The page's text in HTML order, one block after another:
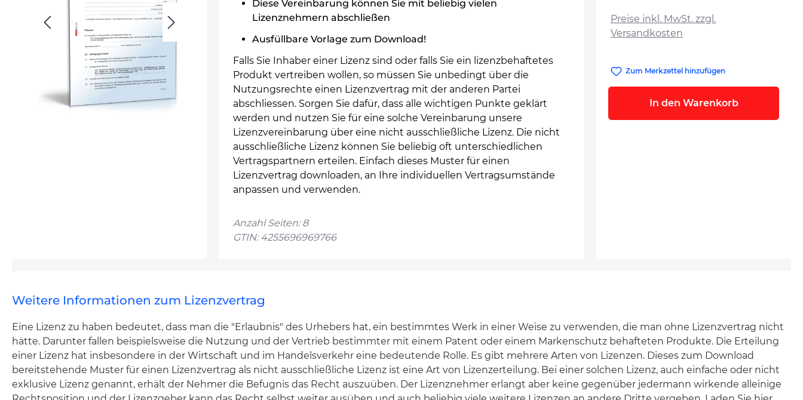
Diese Vereinbarung können Sie mit beliebig vielen
Lizenznehmern abschließen
Ausfüllbare Vorlage zum Download!
Falls Sie Inhaber einer Lizenz sind oder falls Sie ein lizenzbehaftetes
Produkt vertreiben wollen, so müssen Sie unbedingt über die
Nutzungsrechte einen Lizenzvertrag mit der anderen Partei
abschliessen. Sorgen Sie dafür, dass alle wichtigen Punkte geklärt
werden und nutzen Sie für eine solche Vereinbarung unsere
Lizenzvereinbarung über eine nicht ausschließliche Lizenz. Die nicht
ausschließliche Lizenz können Sie beliebig oft unterschiedlichen
Vertragspartnern erteilen. Einfach dieses Muster für einen
Lizenzvertrag downloaden, an Ihre individuellen Vertragsumstände
anpassen und verwenden.
Anzahl Seiten: 8
GTIN: 4255696969766
Preise inkl. MwSt. zzgl.
Versandkosten
Zum Merkzettel hinzufügen
In den Warenkorb
Weitere Informationen zum Lizenzvertrag
Eine Lizenz zu haben bedeutet, dass man die "Erlaubnis" des Urhebers hat, ein bestimmtes Werk in einer Weise zu verwenden, die man ohne Lizenzvertrag nicht
hätte. Darunter fallen beispielsweise die Nutzung und der Vertrieb bestimmter mit einem Patent oder einem Markenschutz behafteten Produkte. Die Erteilung
einer Lizenz hat insbesondere in der Wirtschaft und im Handelsverkehr eine bedeutende Rolle. Es gibt mehrere Arten von Lizenzen. Dieses zum Download
bereitstehende Muster für einen Lizenzvertrag als nicht ausschließliche Lizenz ist eine Art von Lizenzerteilung. Bei einer solchen Lizenz, auch einfache oder nicht
exklusive Lizenz genannt, erhält der Nehmer die Befugnis das Recht auszuüben. Der Lizenznehmer erlangt aber keine gegenüber jedermann wirkende alleinige